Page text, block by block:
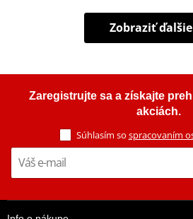
Zobraziť ďalšie
Zaregistrujte sa a získajte
akciách.
Súhlasím so spracovaním